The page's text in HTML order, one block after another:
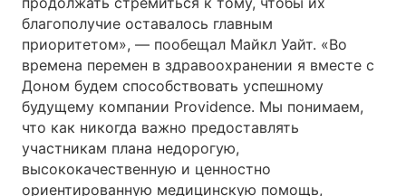
благополучие оставалось главным
приоритетом», — пообещал Майкл Уайт. «Во
времена перемен в здравоохранении я вместе с
Доном будем способствовать успешному
будущему компании Providence. Мы понимаем,
что как никогда важно предоставлять
участникам плана недорогую,
высококачественную и ценностно
ориентированную медицинскую помощь,